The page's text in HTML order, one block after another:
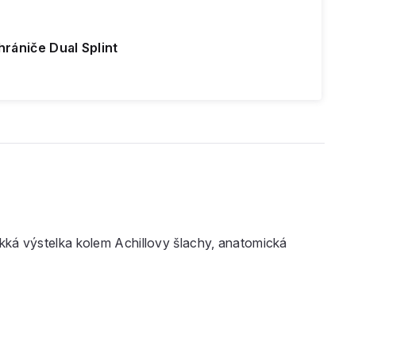
Dual Splint
výstelka kolem Achillovy šlachy, anatomická